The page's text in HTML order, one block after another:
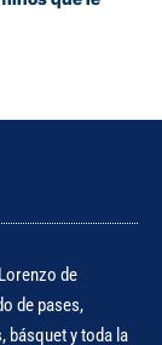
de
de pases,
básquet y toda la